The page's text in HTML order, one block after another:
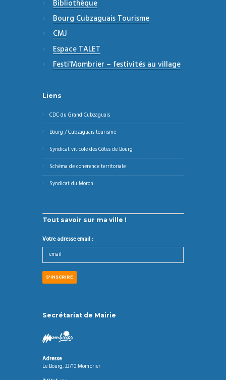
Bibliothèque
Bourg Cubzaguais Tourisme
CMJ
Espace TALET
Festi'Mombrier – festivités au village
Liens
CDC du Grand Cubzaguais
Bourg / Cubzaguais tourisme
Syndicat viticole des Côtes de Bourg
Schéma de cohérence territoriale
Syndicat du Moron
Tout savoir sur ma ville !
Votre adresse email :
Secrétariat de Mairie
Adresse
Le Bourg, 33710 Mombrier